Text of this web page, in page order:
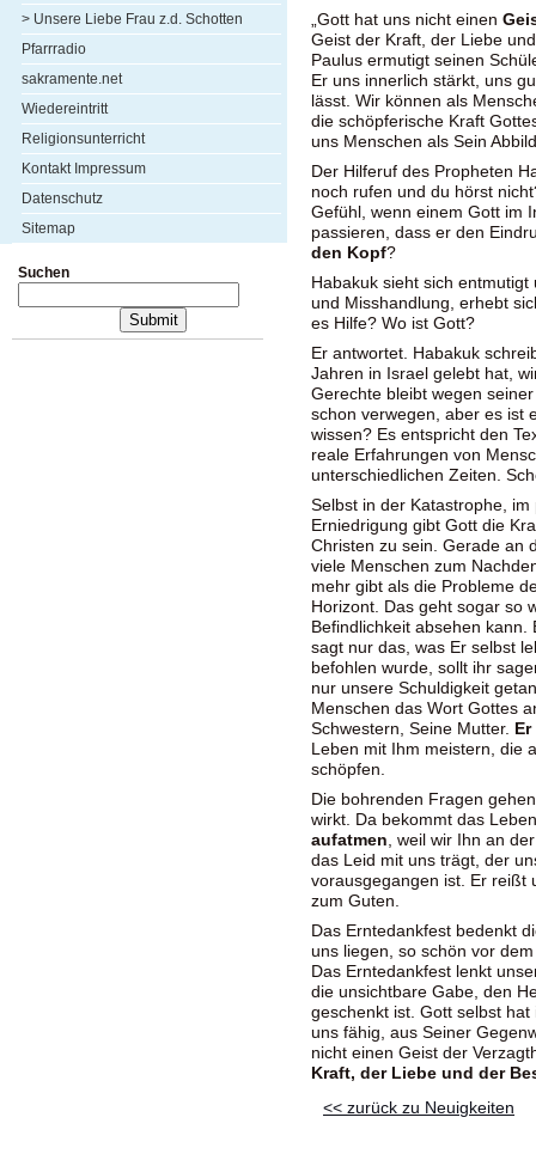
> Unsere Liebe Frau z.d. Schotten
Pfarrradio
sakramente.net
Wiedereintritt
Religionsunterricht
Kontakt Impressum
Datenschutz
Sitemap
Suchen
„Gott hat uns nicht einen
Geist der Kraft, der Liebe
Paulus ermutigt seinen
Er uns innerlich stärkt, uns
lässt. Wir können als
die schöpferische Kraft
uns Menschen als Sein
Der Hilferuf des Propheten
noch rufen und du hörst
Gefühl, wenn einem Gott im
passieren, dass er den
den Kopf?
Habakuk sieht sich
und Misshandlung, erhebt
es Hilfe? Wo ist Gott?
Er antwortet. Habakuk
Jahren in Israel gelebt hat,
Gerechte bleibt wegen
schon verwegen, aber es ist
wissen? Es entspricht den
reale Erfahrungen von
unterschiedlichen Zeiten.
Selbst in der Katastrophe,
Erniedrigung gibt Gott die
Christen zu sein. Gerade an
viele Menschen zum
mehr gibt als die Probleme
Horizont. Das geht sogar so
Befindlichkeit absehen
sagt nur das, was Er selbst
befohlen wurde, sollt ihr
nur unsere Schuldigkeit
Menschen das Wort Gottes
Schwestern, Seine Mutter.
Leben mit Ihm meistern, die
schöpfen.
Die bohrenden Fragen
wirkt. Da bekommt das
aufatmen , weil wir Ihn an
das Leid mit uns trägt, der
vorausgegangen ist. Er reißt
zum Guten.
Das Erntedankfest bedenkt
uns liegen, so schön vor
Das Erntedankfest lenkt
die unsichtbare Gabe, den
geschenkt ist. Gott selbst
uns fähig, aus Seiner
nicht einen Geist der
Kraft, der Liebe und der
<< zurück zu Neuigkeiten